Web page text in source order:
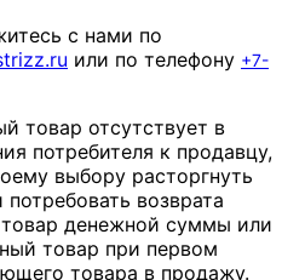
с нами по
.ru или по телефону +7-
товар отсутствует в
потребителя к продавцу,
выбору расторгнуть
возврата
товар денежной суммы или
товар при первом
товара в продажу.